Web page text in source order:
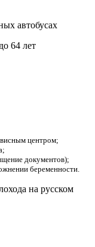
автобусах
64 лет
центром;
документов);
беременности.
на русском